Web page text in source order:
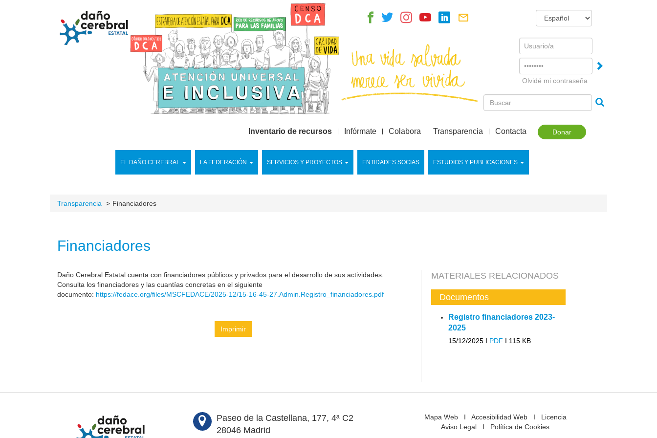
Username
Olvidé mi contraseña
Donar
EL DAÑO CEREBRAL LA FEDERACIÓN SERVICIOS Y PROYECTOS ENTIDADES SOCIAS ESTUDIOS Y PUBLICACIONES
Inventario de recursos Infórmate Colabora Transparencia Contacta
Transparencia Financiadores
Financiadores
Daño Cerebral Estatal cuenta con financiadores públicos y privados para el desarrollo de sus actividades.
Consulta los financiadores y las cuantías concretas en el siguiente
documento: https://fedace.org/files/MSCFEDACE/2025-12/15-16-45-27.Admin.Registro_financiadores.pdf
Imprimir
MATERIALES RELACIONADOS
Documentos
Registro financiadores 2023-
2025
15/12/2025 I PDF I 115 KB
Paseo de la Castellana, 177, 4ª C2
28046 Madrid
Mapa WebI Accesibilidad WebI Licencia
Aviso Legal I Política de Cookies